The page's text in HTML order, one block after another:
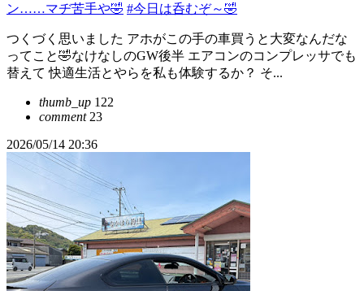
ン……マヂ苦手や🤣 #今日は呑むぞ～🤣
つくづく思いました アホがこの手の車買うと大変なんだな
ってこと🤣なけなしのGW後半 エアコンのコンプレッサでも
替えて 快適生活とやらを私も体験するか？ そ...
thumb_up 122
comment23
2026/05/14 20:36